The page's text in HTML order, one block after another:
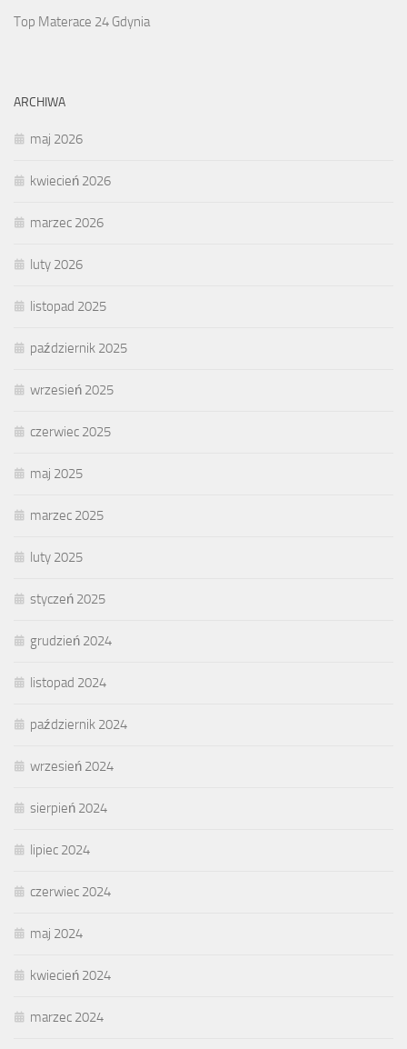
Top Materace 24 Gdynia
ARCHIWA
maj 2026
kwiecień 2026
marzec 2026
luty 2026
listopad 2025
październik 2025
wrzesień 2025
czerwiec 2025
maj 2025
marzec 2025
luty 2025
styczeń 2025
grudzień 2024
listopad 2024
październik 2024
wrzesień 2024
sierpień 2024
lipiec 2024
czerwiec 2024
maj 2024
kwiecień 2024
marzec 2024